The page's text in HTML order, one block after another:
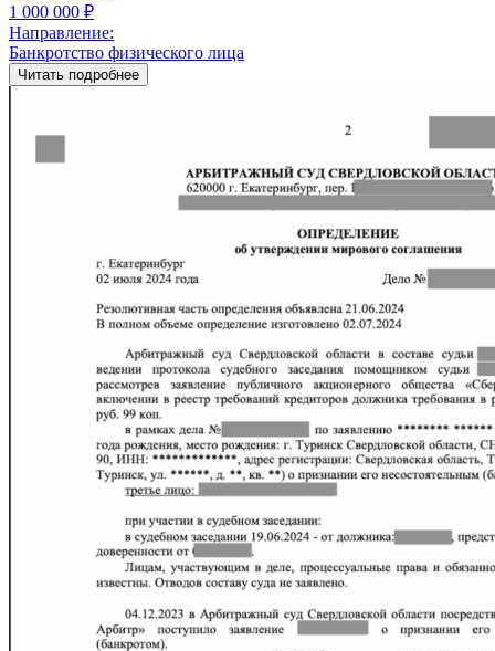
1 000 000 ₽
Направление:
Банкротство физического лица
Читать подробнее